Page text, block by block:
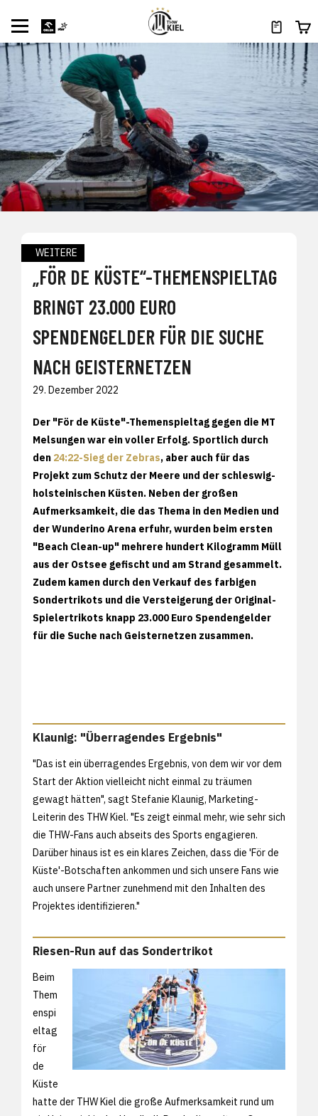
WEITERE
„FÖR DE KÜSTE“-THEMENSPIELTAG
BRINGT 23.000 EURO
SPENDENGELDER FÜR DIE SUCHE
NACH GEISTERNETZEN
29. Dezember 2022
Der "För de Küste"-Themenspieltag gegen die MT
Melsungen war ein voller Erfolg. Sportlich durch
den 24:22-Sieg der Zebras, aber auch für das
Projekt zum Schutz der Meere und der schleswig-
holsteinischen Küsten. Neben der großen
Aufmerksamkeit, die das Thema in den Medien und
der Wunderino Arena erfuhr, wurden beim ersten
"Beach Clean-up" mehrere hundert Kilogramm Müll
aus der Ostsee gefischt und am Strand gesammelt.
Zudem kamen durch den Verkauf des farbigen
Sondertrikots und die Versteigerung der Original-
Spielertrikots knapp 23.000 Euro Spendengelder
für die Suche nach Geisternetzen zusammen.
Klaunig: "Überragendes Ergebnis"
"Das ist ein überragendes Ergebnis, von dem wir vor dem
Start der Aktion vielleicht nicht einmal zu träumen
gewagt hätten", sagt Stefanie Klaunig, Marketing-
Leiterin des THW Kiel. "Es zeigt einmal mehr, wie sehr sich
die THW-Fans auch abseits des Sports engagieren.
Darüber hinaus ist es ein klares Zeichen, dass die 'För de
Küste'-Botschaften ankommen und sich unsere Fans wie
auch unsere Partner zunehmend mit den Inhalten des
Projektes identifizieren."
Riesen-Run auf das Sondertrikot
Beim
Them
enspi
eltag
för
de
Küste
hatte der THW Kiel die große Aufmerksamkeit rund um